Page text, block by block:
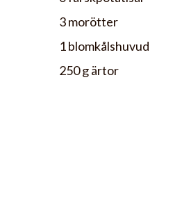
3 morötter
1 blomkålshuvud
250 g ärtor